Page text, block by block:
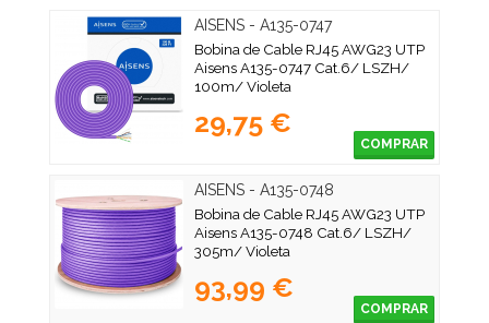
AISENS - A135-0747
Bobina de Cable RJ45 AWG23 UTP
Aisens A135-0747 Cat.6/ LSZH/
100m/ Violeta
29,75 €
COMPRAR
AISENS - A135-0748
Bobina de Cable RJ45 AWG23 UTP
Aisens A135-0748 Cat.6/ LSZH/
305m/ Violeta
93,99 €
COMPRAR